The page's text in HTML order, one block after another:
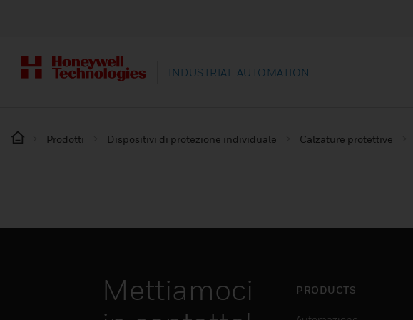
INDUSTRIAL AUTOMATION
Prodotti Dispositivi di protezione individuale Calzature protettive
Mettiamoci
PRODUCTS